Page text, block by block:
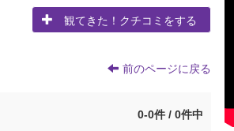
観てきた！クチコミをする
前のページに戻る
0-0件 / 0件中